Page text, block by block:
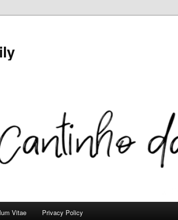
Vitae Privacy Policy